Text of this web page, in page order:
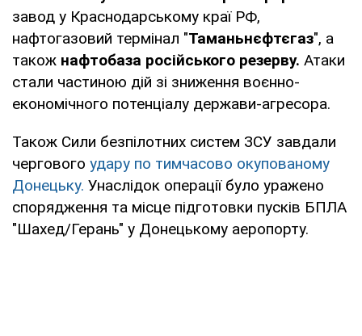
завод у Краснодарському краї РФ,
нафтогазовий термінал "Таманьнєфтєгаз", а
також нафтобаза російського резерву. Атаки
стали частиною дій зі зниження воєнно-
економічного потенціалу держави-агресора.
Також Сили безпілотних систем ЗСУ завдали
чергового удару по тимчасово окупованому
Донецьку. Унаслідок операції було уражено
спорядження та місце підготовки пусків БПЛА
"Шахед/Герань" у Донецькому аеропорту.